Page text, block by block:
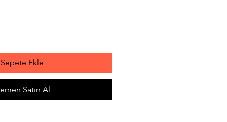
Sepete Ekle
Satın Al